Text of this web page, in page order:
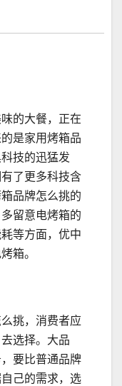
的大餐，正在
是家用烤箱品
技的迅猛发
了更多科技含
品牌怎么挑的
留意电烤箱的
等方面，优中
箱。
挑，消费者应
选择。大品
要比普通品牌
己的需求，选